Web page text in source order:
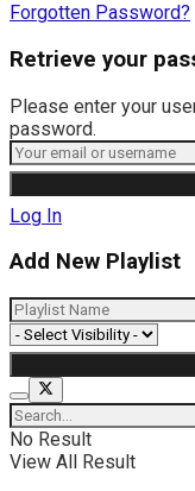
Forgotten Password?
Retrieve your
Please enter your
password.
Log In
Add New Playlist
No Result
View All Result